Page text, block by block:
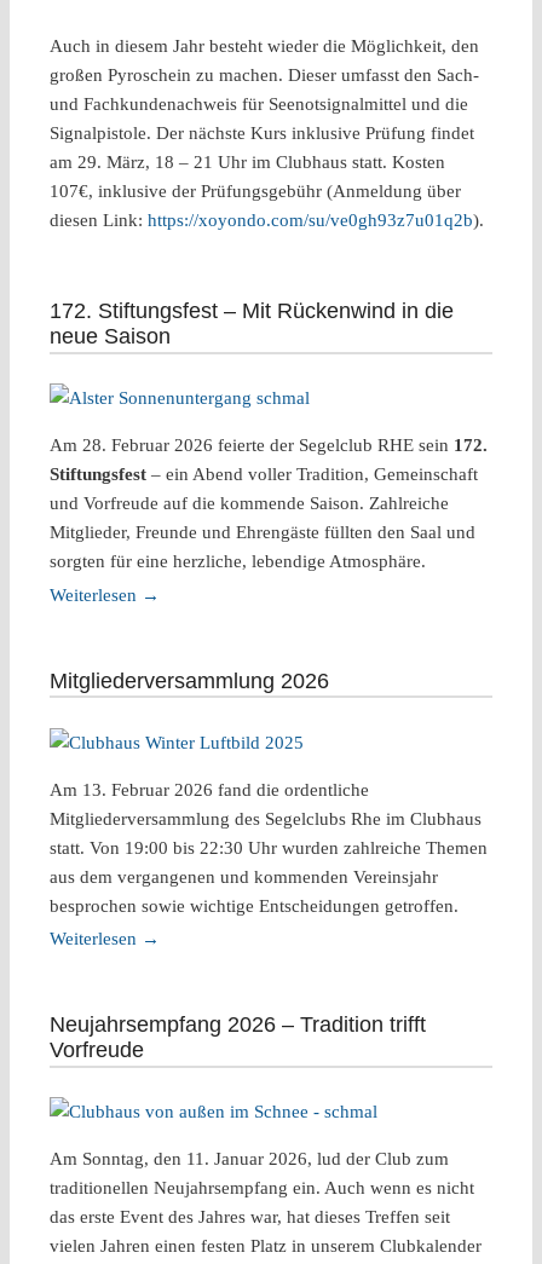
Auch in diesem Jahr besteht wieder die Möglichkeit, den
großen Pyroschein zu machen. Dieser umfasst den Sach-
und Fachkundenachweis für Seenotsignalmittel und die
Signalpistole. Der nächste Kurs inklusive Prüfung findet
am 29. März, 18 – 21 Uhr im Clubhaus statt. Kosten
107€, inklusive der Prüfungsgebühr (Anmeldung über
diesen Link: https://xoyondo.com/su/ve0gh93z7u01q2b).
172. Stiftungsfest – Mit Rückenwind in die
neue Saison
Am 28. Februar 2026 feierte der Segelclub RHE sein 172.
Stiftungsfest– ein Abend voller Tradition, Gemeinschaft
und Vorfreude auf die kommende Saison. Zahlreiche
Mitglieder, Freunde und Ehrengäste füllten den Saal und
sorgten für eine herzliche, lebendige Atmosphäre.
Weiterlesen →
Mitgliederversammlung 2026
Am 13. Februar 2026 fand die ordentliche
Mitgliederversammlung des Segelclubs Rhe im Clubhaus
statt. Von 19:00 bis 22:30 Uhr wurden zahlreiche Themen
aus dem vergangenen und kommenden Vereinsjahr
besprochen sowie wichtige Entscheidungen getroffen.
Weiterlesen →
Neujahrsempfang 2026 – Tradition trifft
Vorfreude
Am Sonntag, den 11. Januar 2026, lud der Club zum
traditionellen Neujahrsempfang ein. Auch wenn es nicht
das erste Event des Jahres war, hat dieses Treffen seit
vielen Jahren einen festen Platz in unserem Clubkalender